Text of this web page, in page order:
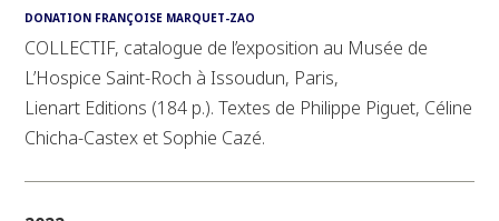
DONATION FRANÇOISE MARQUET-ZAO
COLLECTIF, catalogue de l’exposition au Musée de
L’Hospice Saint-Roch à Issoudun, Paris,
Lienart Editions (184 p.). Textes de Philippe Piguet, Céline
Chicha-Castex et Sophie Cazé.